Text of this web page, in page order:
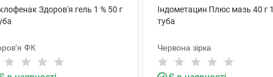
Здоров'я гель 1 % 50 г
ФК
Індометацин Плюс мазь 40 г 1
туба
Червона зірка